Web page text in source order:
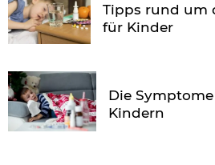
Tipps rund um
für Kinder
Die
Kindern